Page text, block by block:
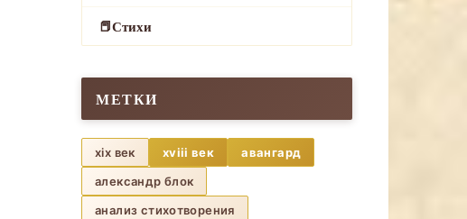
Стихи
МЕТКИ
xix век xviii век
авангард
александр блок
анализ стихотворения